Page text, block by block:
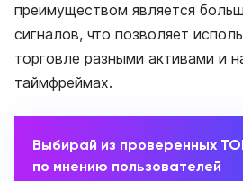
преимуществом является
сигналов, что позволяет
торговле разными активами и
таймфреймах.
Выбирай из проверенных
по мнению пользователей